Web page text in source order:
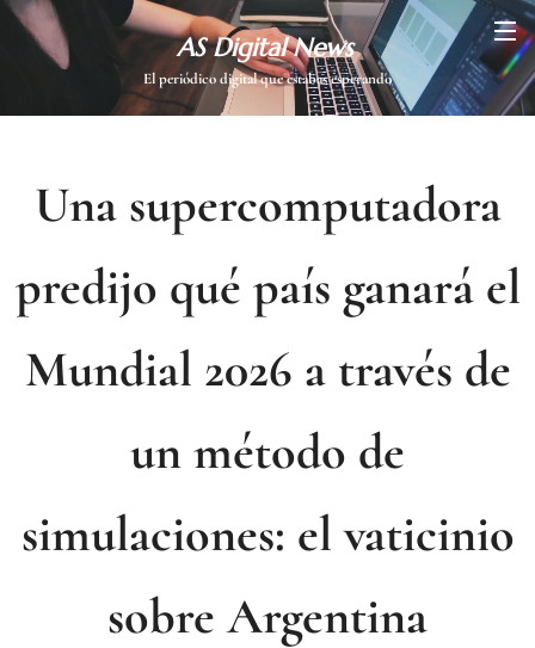
AS Digital News
El periódico digital que estabas esperando
Una supercomputadora
predijo qué país ganará el
Mundial 2026 a través de
un método de
simulaciones: el vaticinio
sobre Argentina